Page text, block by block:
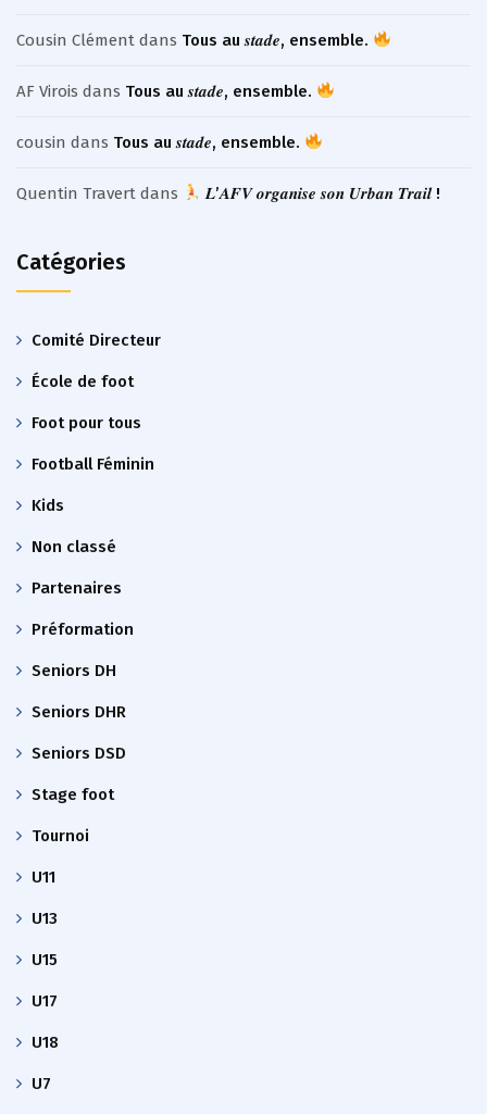
Cousin Clément dans Tous au 𝒔𝒕𝒂𝒅𝒆, ensemble.
AF Virois dans Tous au 𝒔𝒕𝒂𝒅𝒆, ensemble.
cousin dans Tous au 𝒔𝒕𝒂𝒅𝒆, ensemble.
Quentin Travert dans 𝑳’𝑨𝑭𝑽 𝒐𝒓𝒈𝒂𝒏𝒊𝒔𝒆 𝒔𝒐𝒏 𝑼𝒓𝒃𝒂𝒏 𝑻𝒓𝒂𝒊𝒍 !
Catégories
Comité Directeur
École de foot
Foot pour tous
Football Féminin
Kids
Non classé
Partenaires
Préformation
Seniors DH
Seniors DHR
Seniors DSD
Stage foot
Tournoi
U11
U13
U15
U17
U18
U7